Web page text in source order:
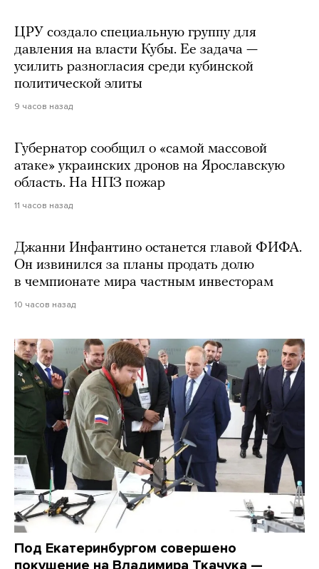
ЦРУ создало специальную группу для
давления на власти Кубы. Ее задача —
усилить разногласия среди кубинской
политической элиты
9 часов назад
Губернатор сообщил о «самой массовой
атаке» украинских дронов на Ярославскую
область. На НПЗ пожар
11 часов назад
Джанни Инфантино останется главой ФИФА.
Он извинился за планы продать долю
в чемпионате мира частным инвесторам
10 часов назад
Под Екатеринбургом совершено
покушение на Владимира Ткачука —